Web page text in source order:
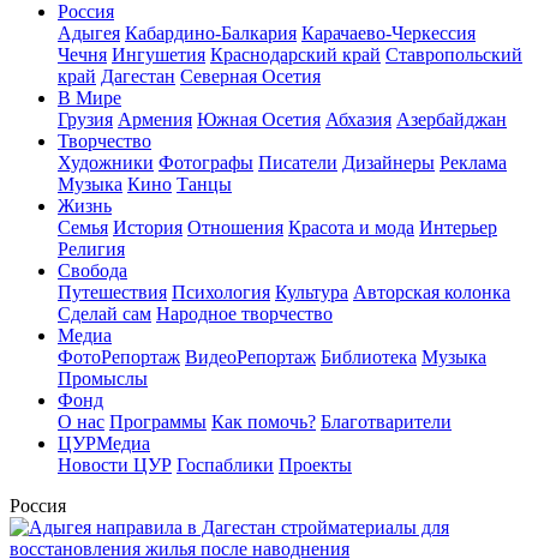
Россия
Адыгея Кабардино-Балкария Карачаево-Черкессия
Чечня Ингушетия Краснодарский край Ставропольский
край Дагестан Северная Осетия
В Мире
Грузия Армения Южная Осетия Абхазия Азербайджан
Творчество
Художники Фотографы Писатели Дизайнеры Реклама
Музыка Кино Танцы
Жизнь
Семья История Отношения Красота и мода Интерьер
Религия
Свобода
Путешествия Психология Культура Авторская колонка
Сделай сам Народное творчество
Медиа
ФотоРепортаж ВидеоРепортаж Библиотека Музыка
Промыслы
Фонд
О нас Программы Как помочь? Благотварители
ЦУРМедиа
Новости ЦУР Госпаблики Проекты
Россия